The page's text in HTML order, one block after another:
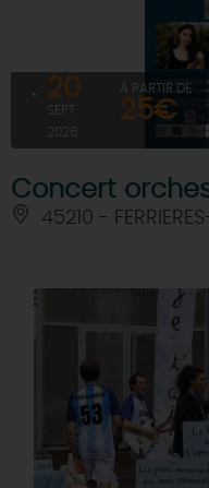
20
SEPT
2026
À PARTIR DE
25€
Concert
45210 -